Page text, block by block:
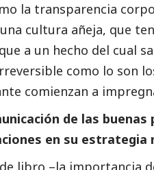
la transparencia
cultura añeja, que
a un hecho del cual
como lo son
comienzan a
de las
en su estrategia